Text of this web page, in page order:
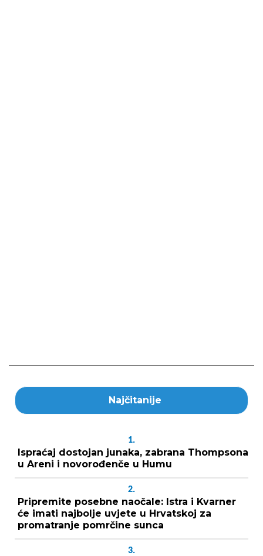
Najčitanije
1.
Ispraćaj dostojan junaka, zabrana Thompsona
u Areni i novorođenče u Humu
2.
Pripremite posebne naočale: Istra i Kvarner
će imati najbolje uvjete u Hrvatskoj za
promatranje pomrčine sunca
3.